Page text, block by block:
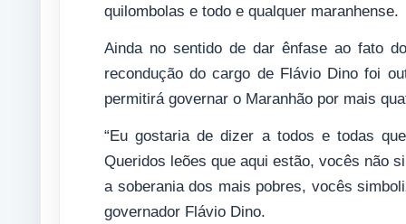
quilombolas e todo e qualquer maranhense.
Ainda no sentido de dar ênfase ao fato
recondução do cargo de Flávio Dino foi
permitirá governar o Maranhão por mais
“Eu gostaria de dizer a todos e todas
Queridos leões que aqui estão, vocês não
a soberania dos mais pobres, vocês
governador Flávio Dino.